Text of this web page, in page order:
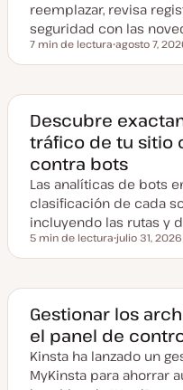
reemplazar, revisa
seguridad con las
Tiempo de lectura
7 min de lectura
e
h
c
u
a
l
i
a
d
a
agosto 7,
Descubre
tráfico de tu sitio
contra bots
Las analíticas de bots
clasificación de cada
incluyendo las rutas y
Tiempo de lectura
5 min de lectura
e
h
a
c
t
u
a
i
julio 31, 2026
Gestionar los
el panel de
Kinsta ha lanzado un
MyKinsta para ahorrar